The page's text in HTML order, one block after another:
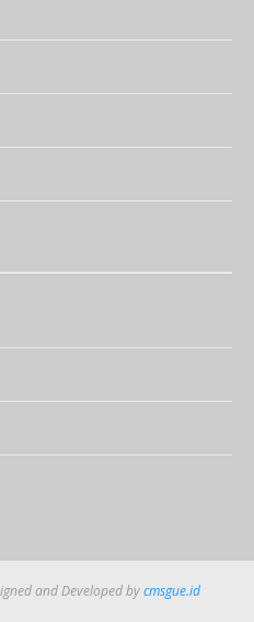
and Developed bycmsgue.id